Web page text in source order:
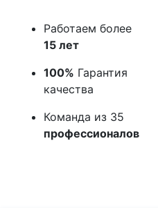
Работаем более
15 лет
100% Гарантия
качества
Команда из 35
профессионалов